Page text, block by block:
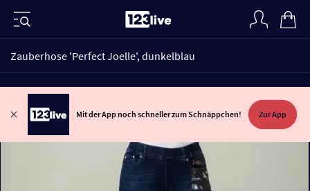
Zauberhose 'Perfect Joelle', dunkelblau
Mit der App noch schneller zum Schnäppchen! Zur App